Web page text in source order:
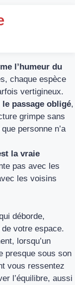
l’humeur du
chaque espèce
vertigineux.
le passage obligé,
grimpe sans
personne n’a
la vraie
pas avec les
les voisins
déborde,
votre espace.
lorsqu’un
presque sous son
vous ressentez
l’équilibre, aussi